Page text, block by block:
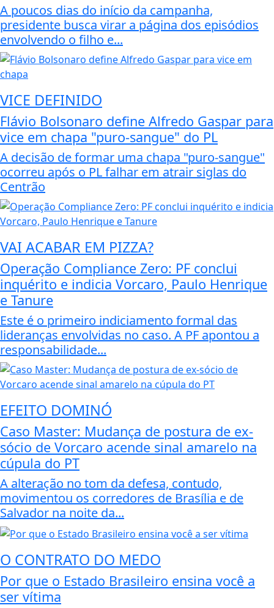
A poucos dias do início da campanha,
presidente busca virar a página dos episódios
envolvendo o filho e...
VICE DEFINIDO
Flávio Bolsonaro define Alfredo Gaspar para
vice em chapa "puro-sangue" do PL
A decisão de formar uma chapa "puro-sangue"
ocorreu após o PL falhar em atrair siglas do
Centrão
VAI ACABAR EM PIZZA?
Operação Compliance Zero: PF conclui
inquérito e indicia Vorcaro, Paulo Henrique
e Tanure
Este é o primeiro indiciamento formal das
lideranças envolvidas no caso. A PF apontou a
responsabilidade...
EFEITO DOMINÓ
Caso Master: Mudança de postura de ex-
sócio de Vorcaro acende sinal amarelo na
cúpula do PT
A alteração no tom da defesa, contudo,
movimentou os corredores de Brasília e de
Salvador na noite da...
O CONTRATO DO MEDO
Por que o Estado Brasileiro ensina você a
ser vítima